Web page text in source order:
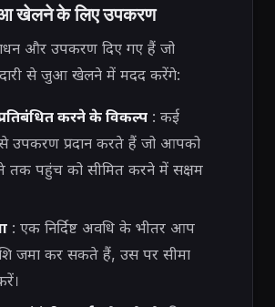
खेलने के लिए उपकरण
और उपकरण दिए गए हैं जो
से जुआ खेलने में मदद करेंगे:
करने के विकल्प: कई
उपकरण प्रदान करते हैं जो आपको
तक पहुंच को सीमित करने में सक्षम
: एक निर्दिष्ट अवधि के भीतर आप
जमा कर सकते हैं, उस पर सीमा